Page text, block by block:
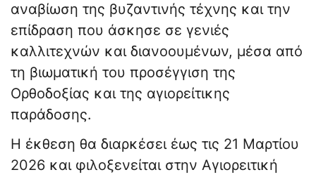
αναβίωση της βυζαντινής τέχνης και την
επίδραση που άσκησε σε γενιές
καλλιτεχνών και διανοουμένων, μέσα από
τη βιωματική του προσέγγιση της
Ορθοδοξίας και της αγιορείτικης
παράδοσης.
Η έκθεση θα διαρκέσει έως τις 21 Μαρτίου
2026 και φιλοξενείται στην Αγιορειτική